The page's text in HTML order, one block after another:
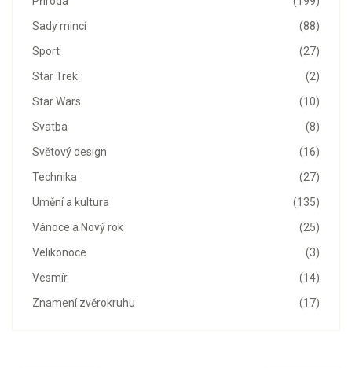
(88)
Sady mincí
(27)
Sport
(2)
Star Trek
(10)
Star Wars
(8)
Svatba
(16)
Světový design
(27)
Technika
(135)
Umění a kultura
(25)
Vánoce a Nový rok
(3)
Velikonoce
(14)
Vesmír
(17)
Znamení zvěrokruhu